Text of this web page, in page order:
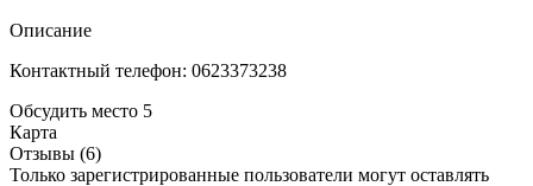
Описание
Контактный телефон: 0623373238
Обсудить место 5
Карта
Отзывы (6)
Только зарегистрированные пользователи могут оставлять